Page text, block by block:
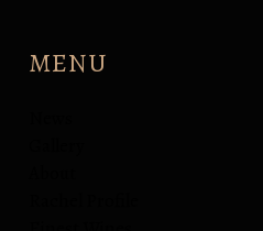
MENU